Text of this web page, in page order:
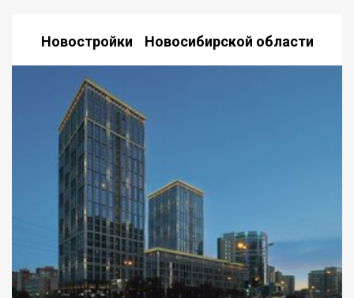
Новостройки Новосибирской области